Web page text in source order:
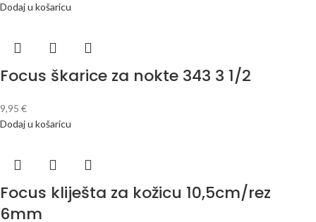
Dodaj u košaricu
Focus škarice za nokte 343 3 1/2
9,95 €
Dodaj u košaricu
Focus kliješta za kožicu 10,5cm/rez
6mm